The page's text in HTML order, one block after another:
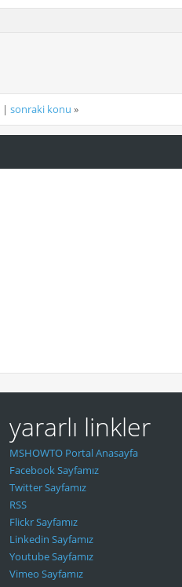
| sonraki konu »
yararlı linkler
MSHOWTO Portal Anasayfa
Facebook Sayfamız
Twitter Sayfamız
RSS
Flickr Sayfamız
Linkedin Sayfamız
Youtube Sayfamız
Vimeo Sayfamız